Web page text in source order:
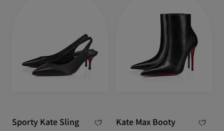
Sporty Kate Sling Kate Max Booty